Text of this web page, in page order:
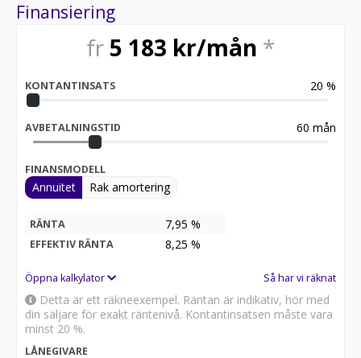
Finansiering
fr 5 183 kr/mån *
KONTANTINSATS 20 %
AVBETALNINGSTID 60 mån
FINANSMODELL
Annuitet Rak amortering
RÄNTA 7,95 %
EFFEKTIV RÄNTA 8,25 %
Öppna kalkylator Så har vi räknat
Detta är ett räkneexempel. Räntan är indikativ, hör med
din säljare för exakt räntenivå. Kontantinsatsen måste vara
minst 20 %.
LÅNEGIVARE